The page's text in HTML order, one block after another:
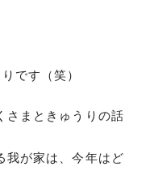
です（笑）
さまときゅうりの話
我が家は、今年はど